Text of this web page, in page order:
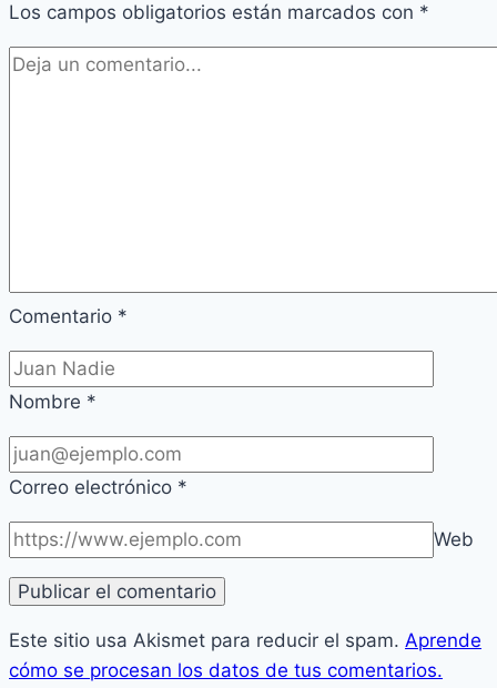
Los campos obligatorios están marcados con *
Comentario *
Nombre *
Correo electrónico *
Web
Este sitio usa Akismet para reducir el spam. Aprende
cómo se procesan los datos de tus comentarios.